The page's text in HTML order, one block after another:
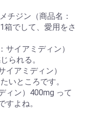
チジン（商品名：
箱でして、愛用をさ
イアミディン）
られる。
イアミディン）
いところです。
ィン）400mg って
すよね。